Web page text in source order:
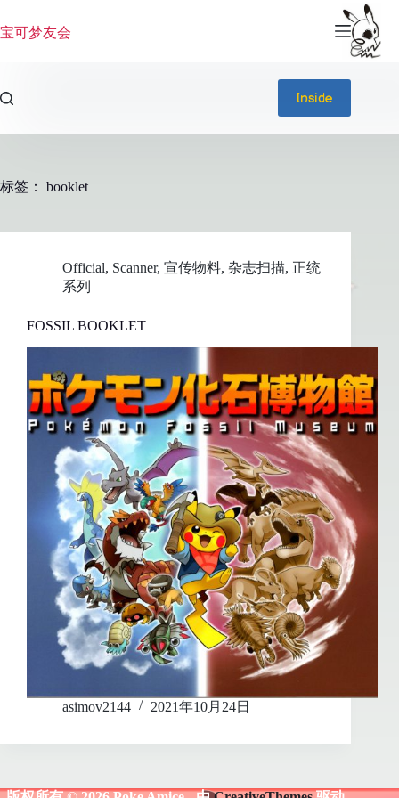
过
宝可梦友会
Inside
标签： booklet
Official, Scanner, 宣传物料, 杂志扫描, 正统
系列
FOSSIL BOOKLET
asimov2144 2021年10月24日